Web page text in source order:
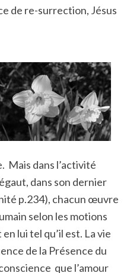
de re-surrection, Jésus
Mais dans l’activité
dans son dernier
p.234), chacun œuvre
selon les motions
lui tel qu’il est. La vie
de la Présence du
que l’amour